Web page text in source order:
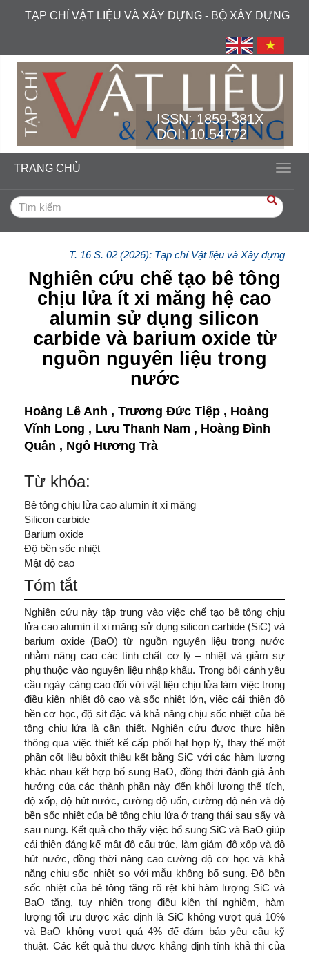
##plugins.themes.academic_free.accessible_menu.label##
##plugins.themes.academic_free.accessible_menu.sidebar##
TẠP CHÍ VẬT LIỆU VÀ XÂY DỰNG - BỘ XÂY DỰNG
ISSN:1859-381X
DOI: 10.54772
TRANG CHỦ
T. 16 S. 02 (2026): Tạp chí Vật liệu và Xây dựng
Nghiên cứu chế tạo bê tông
chịu lửa ít xi măng hệ cao
alumin sử dụng silicon
carbide và barium oxide từ
nguồn nguyên liệu trong
nước
Hoàng Lê Anh , Trương Đức Tiệp , Hoàng
Vĩnh Long , Lưu Thanh Nam , Hoàng Đình
Quân , Ngô Hương Trà
Từ khóa:
Bê tông chịu lửa cao alumin ít xi măng
Silicon carbide
Barium oxide
Độ bền sốc nhiệt
Mật độ cao
Tóm tắt
Nghiên cứu này tập trung vào việc chế tạo bê tông chịu
lửa cao alumin ít xi măng sử dụng silicon carbide (SiC) và
barium oxide (BaO) từ nguồn nguyên liệu trong nước
nhằm nâng cao các tính chất cơ lý – nhiệt và giảm sự
phụ thuộc vào nguyên liệu nhập khẩu. Trong bối cảnh yêu
cầu ngày càng cao đối với vật liệu chịu lửa làm việc trong
điều kiện nhiệt độ cao và sốc nhiệt lớn, việc cải thiện độ
bền cơ học, độ sít đặc và khả năng chịu sốc nhiệt của bê
tông chịu lửa là cần thiết. Nghiên cứu được thực hiện
thông qua việc thiết kế cấp phối hạt hợp lý, thay thế một
phần cốt liệu bôxit thiêu kết bằng SiC với các hàm lượng
khác nhau kết hợp bổ sung BaO, đồng thời đánh giá ảnh
hưởng của các thành phần này đến khối lượng thể tích,
độ xốp, độ hút nước, cường độ uốn, cường độ nén và độ
bền sốc nhiệt của bê tông chịu lửa ở trạng thái sau sấy và
sau nung. Kết quả cho thấy việc bổ sung SiC và BaO giúp
cải thiện đáng kể mật độ cấu trúc, làm giảm độ xốp và độ
hút nước, đồng thời nâng cao cường độ cơ học và khả
năng chịu sốc nhiệt so với mẫu không bổ sung. Độ bền
sốc nhiệt của bê tông tăng rõ rệt khi hàm lượng SiC và
BaO tăng, tuy nhiên trong điều kiện thí nghiệm, hàm
lượng tối ưu được xác định là SiC không vượt quá 10%
và BaO không vượt quá 4% để đảm bảo yêu cầu kỹ
thuật. Các kết quả thu được khẳng định tính khả thi của